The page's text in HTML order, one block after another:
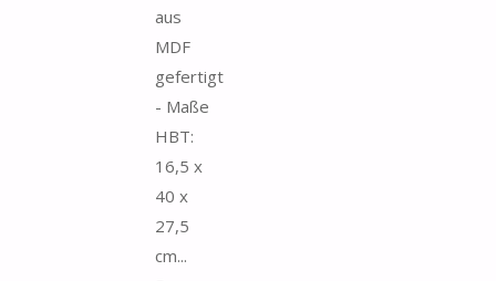
aus
MDF
gefertigt
- Maße
HBT:
16,5 x
40 x
27,5
cm...